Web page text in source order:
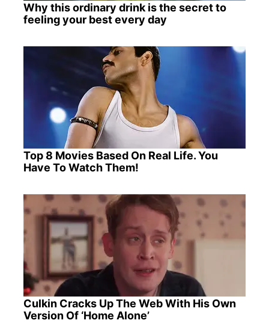
Why this ordinary drink is the secret to
feeling your best every day
Top 8 Movies Based On Real Life. You
Have To Watch Them!
Culkin Cracks Up The Web With His Own
Version Of ‘Home Alone’